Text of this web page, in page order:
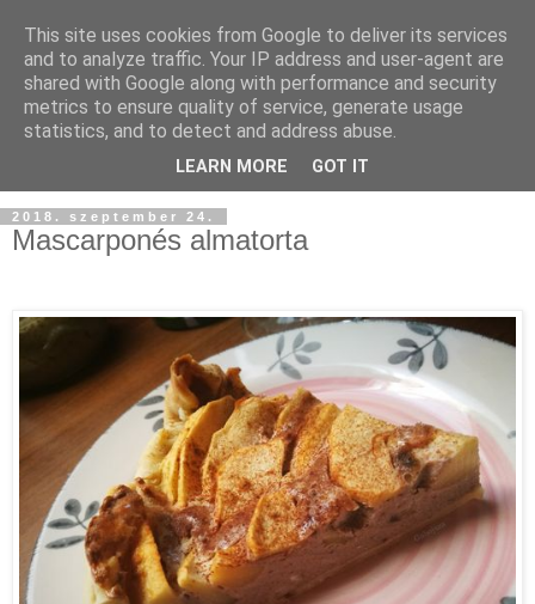
2018. szeptember 24.
Mascarponés almatorta
This site uses cookies from Google to deliver its services
and to analyze traffic. Your IP address and user-agent are
shared with Google along with performance and security
metrics to ensure quality of service, generate usage
statistics, and to detect and address abuse.
LEARN MORE GOT IT